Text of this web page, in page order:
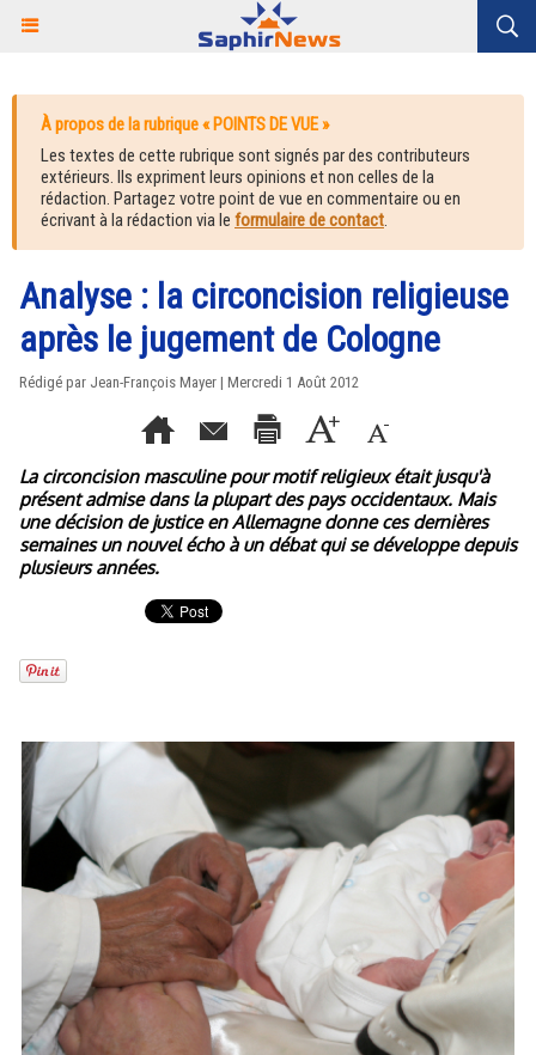
À propos de la rubrique « POINTS DE VUE »
Les textes de cette rubrique sont signés par des contributeurs
extérieurs. Ils expriment leurs opinions et non celles de la
rédaction. Partagez votre point de vue en commentaire ou en
écrivant à la rédaction via le formulaire de contact.
Analyse : la circoncision religieuse
après le jugement de Cologne
Rédigé par Jean-François Mayer | Mercredi 1 Août 2012
La circoncision masculine pour motif religieux était jusqu'à
présent admise dans la plupart des pays occidentaux. Mais
une décision de justice en Allemagne donne ces dernières
semaines un nouvel écho à un débat qui se développe depuis
plusieurs années.